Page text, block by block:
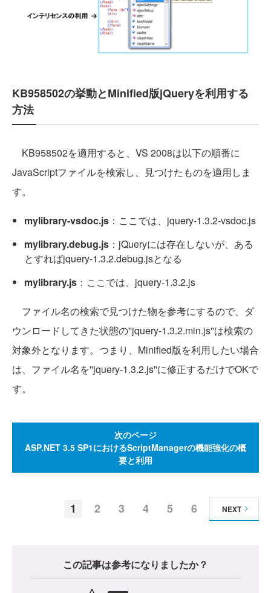
KB958502の挙動とMinified版jQueryを利用する
方法
KB958502を適用すると、VS 2008は以下の順番に
JavaScriptファイルを検索し、見つけたものを適用しま
す。
mylibrary-vsdoc.js ：ここでは、jquery-1.3.2-vsdoc.js
mylibrary.debug.js ：jQueryには存在しないが、ある
とすればjquery-1.3.2.debug.jsとなる
mylibrary.js ：ここでは、jquery-1.3.2.js
ファイル名の検索で見つけた物を参考にするので、ダ
ウンロードしてきた状態の''jquery-1.3.2.min.js''は検索の
対象外となります。つまり、Minified版を利用したい場合
は、ファイル名を''jquery-1.3.2.js''に修正するだけでOKで
す。
次のページ
ASP.NET 3.5 SP1におけるScriptManagerの機能強化の概
要と利用
1 2 3 4 5 6 NEXT
この記事は参考になりましたか？